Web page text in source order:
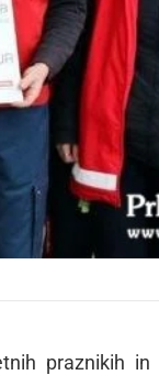
praznikih